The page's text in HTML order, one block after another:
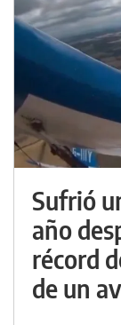
Sufrió
año
récord
de un